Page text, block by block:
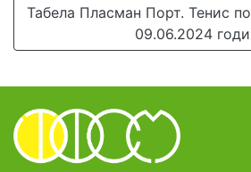
Табела Пласман Порт. Тенис
09.06.2024